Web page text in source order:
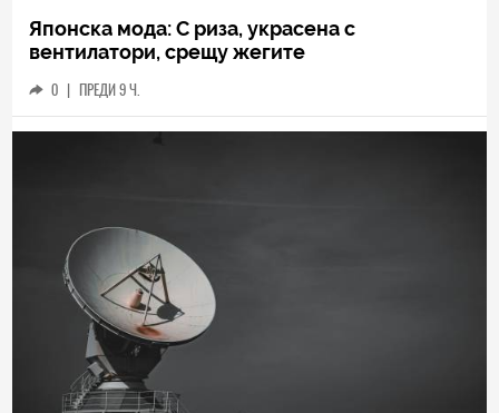
Японска мода: С риза, украсена с
вентилатори, срещу жегите
0 | ПРЕДИ 9 Ч.